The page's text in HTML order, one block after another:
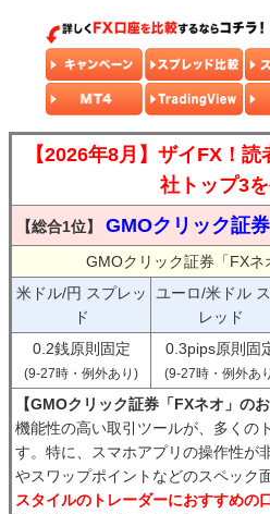
【2026年8月】ザイFX！
社トップ3を
【総合1位】 GMOクリック証券
GMOクリック証券「FXネ
米ドル/円 スプレッ
ド
ユーロ/米ドル
レッド
0.2銭原則固定
(9-27時・例外あり)
0.3pips原則固
(9-27時・例外あ
【GMOクリック証券「FXネオ」の
機能性の高い取引ツールが、多くの
す。特に、スマホアプリの操作性が
やスワップポイントなどのスペック
スタイルのトレーダーにおすすめの